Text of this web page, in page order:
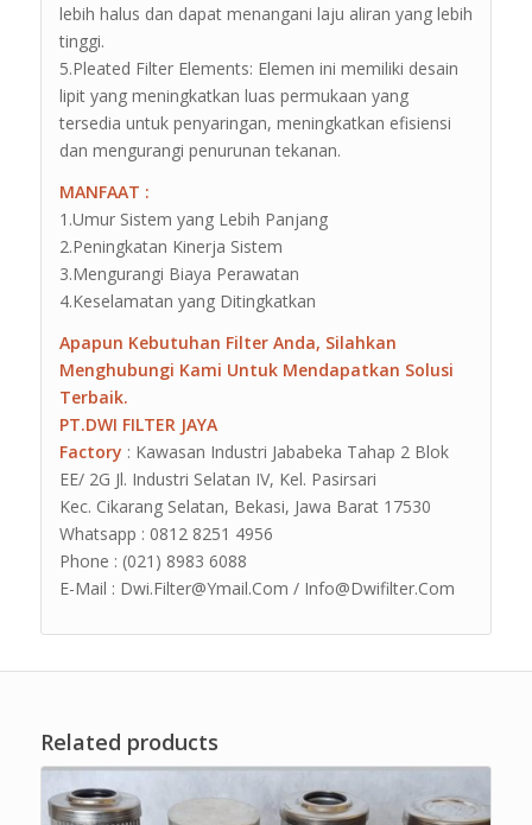
lebih halus dan dapat menangani laju aliran yang lebih
tinggi.
5.Pleated Filter Elements: Elemen ini memiliki desain
lipit yang meningkatkan luas permukaan yang
tersedia untuk penyaringan, meningkatkan efisiensi
dan mengurangi penurunan tekanan.
MANFAAT :
1.Umur Sistem yang Lebih Panjang
2.Peningkatan Kinerja Sistem
3.Mengurangi Biaya Perawatan
4.Keselamatan yang Ditingkatkan
Apapun Kebutuhan Filter Anda, Silahkan
Menghubungi Kami Untuk Mendapatkan Solusi
Terbaik.
PT.DWI FILTER JAYA
Factory : Kawasan Industri Jababeka Tahap 2 Blok
EE/ 2G Jl. Industri Selatan IV, Kel. Pasirsari
Kec. Cikarang Selatan, Bekasi, Jawa Barat 17530
Whatsapp : 0812 8251 4956
Phone : (021) 8983 6088
E-Mail : Dwi.Filter@Ymail.Com / Info@Dwifilter.Com
Related products